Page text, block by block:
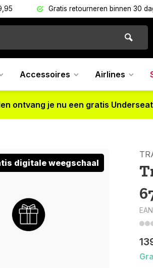
Gratis retourneren binnen 30
Accessoires Airlines
ontvang je nu een gratis
digitale weegschaal